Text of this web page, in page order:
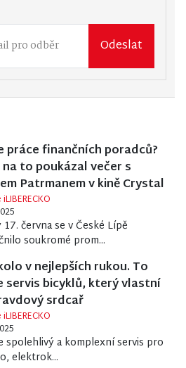
Odeslat
práce finančních poradců?
na to poukázal večer s
Patrmanem v kině Crystal
června se v České Lípě
soukromé prom...
v nejlepších rukou. To
servis bicyklů, který vlastní
srdcař
spolehlivý a komplexní servis pro
elektrok...